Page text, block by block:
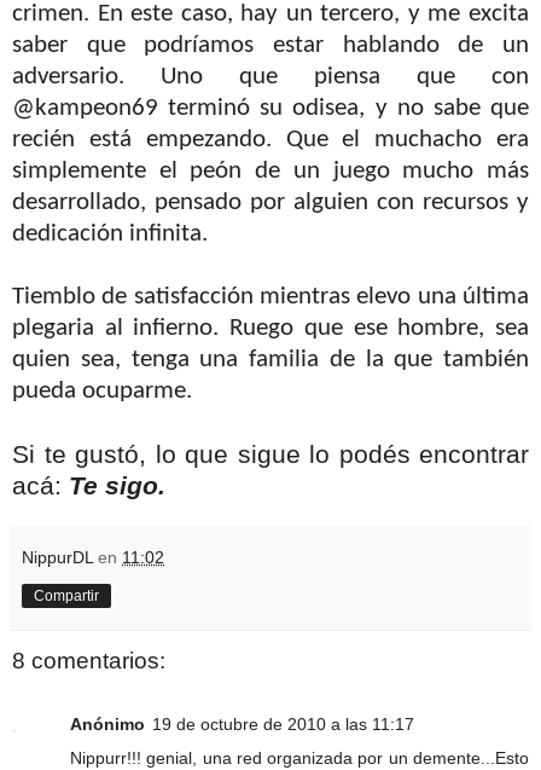
crimen. En este caso, hay un tercero, y me excita
saber que podríamos estar hablando de un
adversario. Uno que piensa que con
@kampeon69 terminó su odisea, y no sabe que
recién está empezando. Que el muchacho era
simplemente el peón de un juego mucho más
desarrollado, pensado por alguien con recursos y
dedicación infinita.
Tiemblo de satisfacción mientras elevo una última
plegaria al infierno. Ruego que ese hombre, sea
quien sea, tenga una familia de la que también
pueda ocuparme.
Si te gustó, lo que sigue lo podés encontrar
acá: Te sigo.
NippurDL en 11:02
Compartir
8 comentarios:
Anónimo 19 de octubre de 2010 a las 11:17
Nippurr!!! genial, una red organizada por un demente...Esto